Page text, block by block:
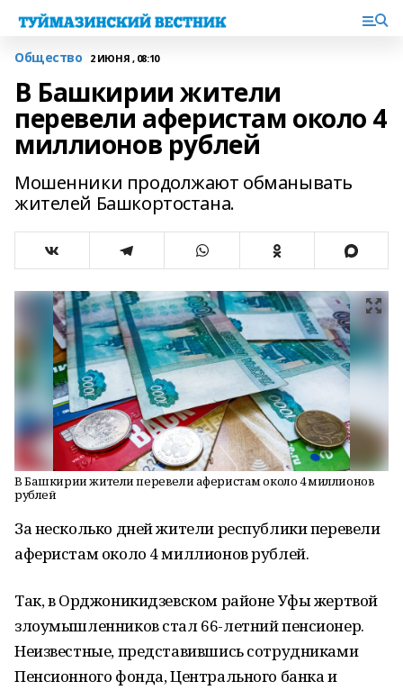
Общество 2 ИЮНЯ , 08:10
В Башкирии жители
перевели аферистам около 4
миллионов рублей
Мошенники продолжают обманывать
жителей Башкортостана.
В Башкирии жители перевели аферистам около 4 миллионов
рублей
За несколько дней жители республики перевели
аферистам около 4 миллионов рублей.
Так, в Орджоникидзевском районе Уфы жертвой
злоумышленников стал 66-летний пенсионер.
Неизвестные, представившись сотрудниками
Пенсионного фонда, Центрального банка и